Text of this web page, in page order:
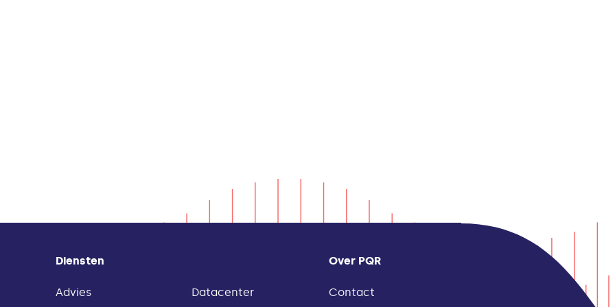
Diensten
Advies Datacenter
Over PQR
Contact